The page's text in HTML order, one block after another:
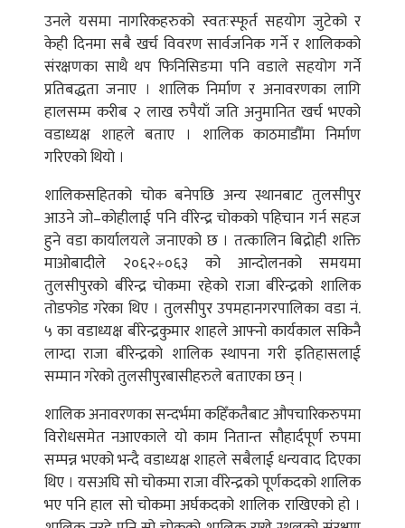
उनले यसमा नागरिकहरुको स्वतःस्फूर्त सहयोग जुटेको र
केही दिनमा सबै खर्च विवरण सार्वजनिक गर्ने र शालिकको
संरक्षणका साथै थप फिनिसिङमा पनि वडाले सहयोग गर्ने
प्रतिबद्धता जनाए । शालिक निर्माण र अनावरणका लागि
हालसम्म करीब २ लाख रुपैयाँ जति अनुमानित खर्च भएको
वडाध्यक्ष शाहले बताए । शालिक काठमाडौँमा निर्माण
गरिएको थियो ।
शालिकसहितको चोक बनेपछि अन्य स्थानबाट तुलसीपुर
आउने जो–कोहीलाई पनि वीरेन्द्र चोकको पहिचान गर्न सहज
हुने वडा कार्यालयले जनाएको छ । तत्कालिन बिद्रोही शक्ति
माओबादीले २०६२÷०६३ को आन्दोलनको समयमा
तुलसीपुरको बीरेन्द्र चोकमा रहेको राजा बीरेन्द्रको शालिक
तोडफोड गरेका थिए । तुलसीपुर उपमहानगरपालिका वडा नं.
५ का वडाध्यक्ष बीरेन्द्रकुमार शाहले आफ्नो कार्यकाल सकिनै
लाग्दा राजा बीरेन्द्रको शालिक स्थापना गरी इतिहासलाई
सम्मान गरेको तुलसीपुरबासीहरुले बताएका छन् ।
शालिक अनावरणका सन्दर्भमा कहिँकतैबाट औपचारिकरुपमा
विरोधसमेत नआएकाले यो काम नितान्त सौहार्दपूर्ण रुपमा
सम्पन्न भएको भन्दै वडाध्यक्ष शाहले सबैलाई धन्यवाद दिएका
थिए । यसअघि सो चोकमा राजा वीरेन्द्रको पूर्णकदको शालिक
भए पनि हाल सो चोकमा अर्घकदको शालिक राखिएको हो ।